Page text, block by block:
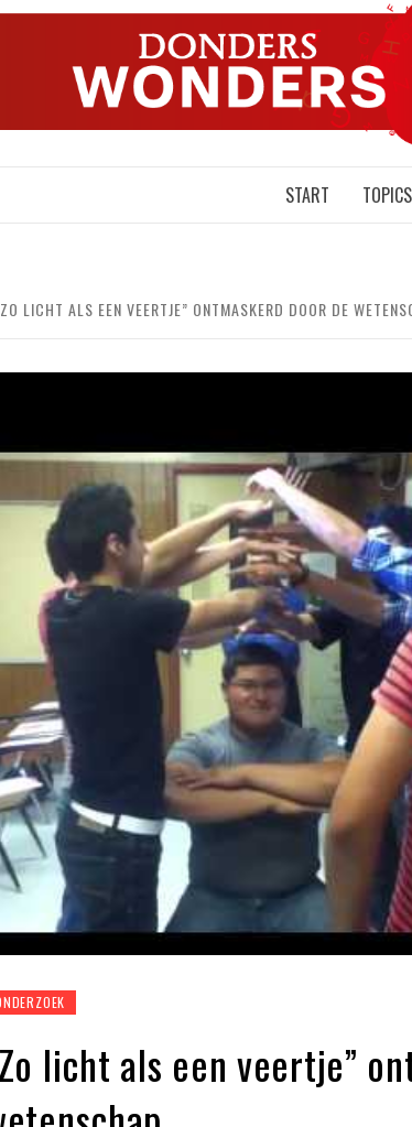
EN WETENSCHAP // ON BRAINS AND
START TOPICS
LICHT ALS EEN VEERTJE” ONTMASKERD DOOR DE
licht als een veertje”